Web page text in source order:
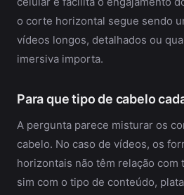
o corte horizontal segue sendo
vídeos longos, detalhados ou
imersiva importa.
Para que tipo de cabelo
A pergunta parece misturar os
cabelo. No caso de vídeos, os
horizontais não têm relação com
sim com o tipo de conteúdo,